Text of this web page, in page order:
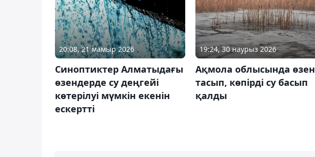
20:08, 21 мамыр 2026
Синоптиктер Алматыдағы
өзендерде су деңгейі
көтерілуі мүмкін екенін
ескертті
19:24, 30 наурыз 2026
Ақмола облысында өзен
тасып, көпірді су басып
қалды